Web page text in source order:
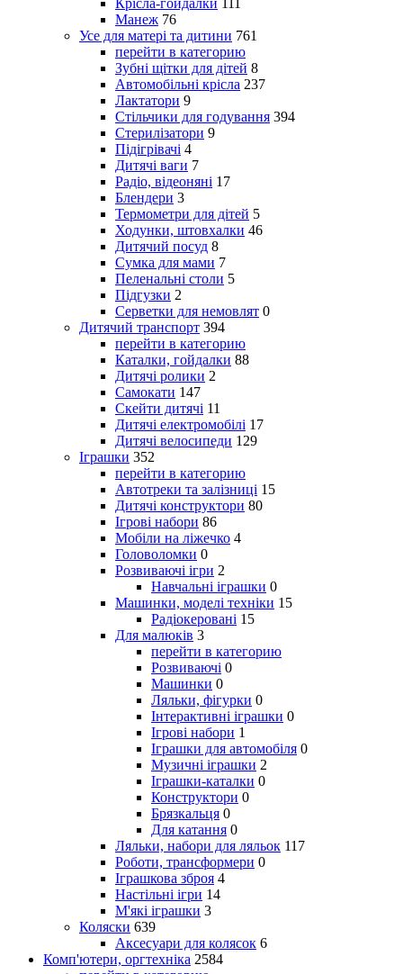
Крісла-гойдалки 111
Манеж 76
Усе для матері та дитини 761
перейти в категорию
Зубні щітки для дітей 8
Автомобільні крісла 237
Лактатори 9
Стільчики для годування 394
Стерилізатори 9
Підігрівачі 4
Дитячі ваги 7
Радіо, відеоняні 17
Блендери 3
Термометри для дітей 5
Ходунки, штовхалки 46
Дитячий посуд 8
Сумка для мами 7
Пеленальні столи 5
Підгузки 2
Серветки для немовлят 0
Дитячий транспорт 394
перейти в категорию
Каталки, гойдалки 88
Дитячі ролики 2
Самокати 147
Скейти дитячі 11
Дитячі електромобілі 17
Дитячі велосипеди 129
Іграшки 352
перейти в категорию
Автотреки та залізниці 15
Дитячі конструктори 80
Ігрові набори 86
Мобіли на ліжечко 4
Головоломки 0
Розвиваючі ігри 2
Навчальні іграшки 0
Машинки, моделі техніки 15
Радіокеровані 15
Для малюків 3
перейти в категорию
Розвиваючі 0
Машинки 0
Ляльки, фігурки 0
Інтерактивні іграшки 0
Ігрові набори 1
Іграшки для автомобіля 0
Музичні іграшки 2
Іграшки-каталки 0
Конструктори 0
Брязкальця 0
Для катання 0
Ляльки, набори для ляльок 117
Роботи, трансформери 0
Іграшкова зброя 4
Настільні ігри 14
М'які іграшки 3
Коляски 639
Аксесуари для колясок 6
Комп'ютери, оргтехніка 2584